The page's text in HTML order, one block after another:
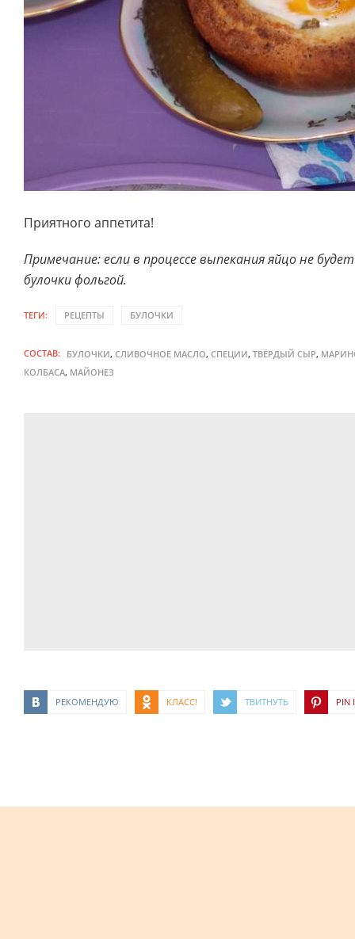
Приятного аппетита!
Примечание: если в процессе выпекания яйцо не
булочки фольгой.
ТЕГИ: РЕЦЕПТЫ БУЛОЧКИ
СОСТАВ: БУЛОЧКИ, СЛИВОЧНОЕ МАСЛО, СПЕЦИИ, ТВЁРДЫЙ СЫР,
КОЛБАСА, МАЙОНЕЗ
РЕКОМЕНДУЮ КЛАСС! ТВИТНУТЬ PIN